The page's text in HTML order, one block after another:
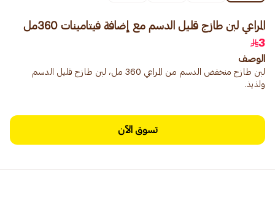
المراعي لبن طازج قليل الدسم مع إضافة فيتامينات 360مل
3
الوصف
لبن طازج منخفض الدسم من المراعي 360 مل، لبن طازج قليل الدسم
ولذيذ.
تسوق الآن